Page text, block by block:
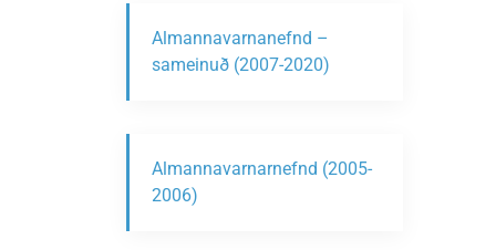
Almannavarnanefnd –
sameinuð (2007-2020)
Almannavarnarnefnd (2005-
2006)